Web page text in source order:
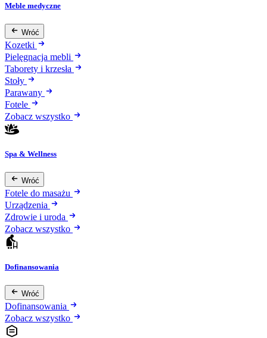
Meble medyczne
Wróć
Kozetki
Pielęgnacja mebli
Taborety i krzesła
Stoły
Parawany
Fotele
Zobacz wszystko
Spa & Wellness
Wróć
Fotele do masażu
Urządzenia
Zdrowie i uroda
Zobacz wszystko
Dofinansowania
Wróć
Dofinansowania
Zobacz wszystko